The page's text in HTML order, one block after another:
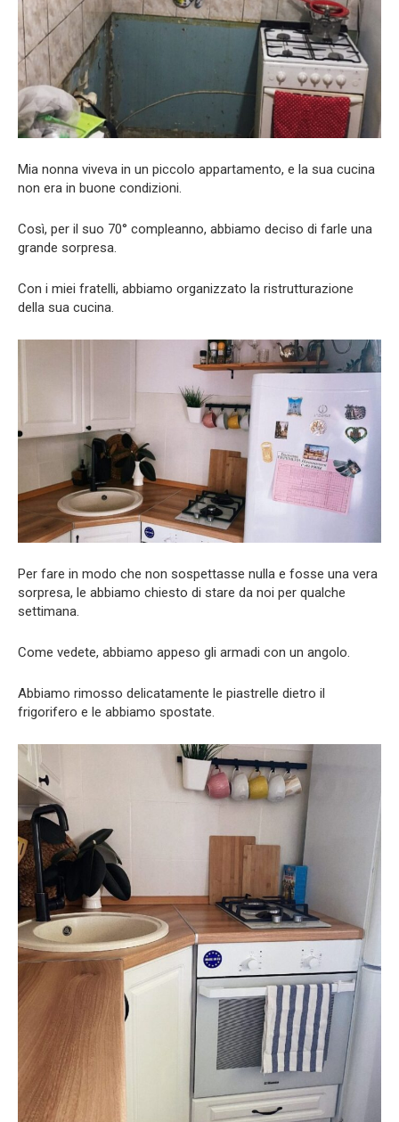
Mia nonna viveva in un piccolo appartamento, e la sua cucina
non era in buone condizioni.
Così, per il suo 70° compleanno, abbiamo deciso di farle una
grande sorpresa.
Con i miei fratelli, abbiamo organizzato la ristrutturazione
della sua cucina.
Per fare in modo che non sospettasse nulla e fosse una vera
sorpresa, le abbiamo chiesto di stare da noi per qualche
settimana.
Come vedete, abbiamo appeso gli armadi con un angolo.
Abbiamo rimosso delicatamente le piastrelle dietro il
frigorifero e le abbiamo spostate.